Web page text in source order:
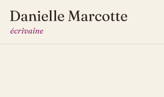
Aller
contenu